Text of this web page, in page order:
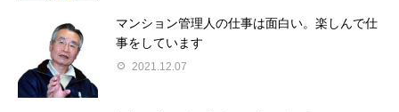
マンション管理人の仕事は面白い。楽しんで仕
事をしています
2021.12.07